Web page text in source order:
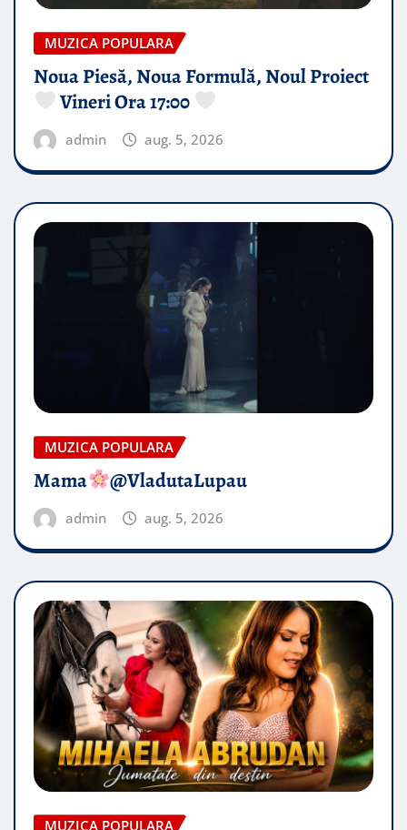
MUZICA POPULARA
Noua Piesă, Noua Formulă, Noul Proiect
Vineri Ora 17:00
admin aug. 5, 2026
MUZICA POPULARA
Mama @VladutaLupau
admin aug. 5, 2026
MUZICA POPULARA